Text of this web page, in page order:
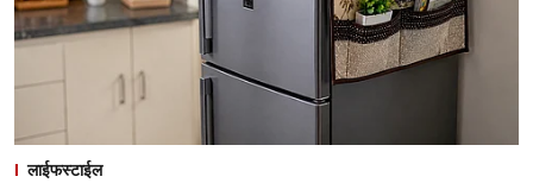
लाईफस्टाईल